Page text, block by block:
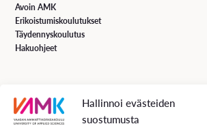
Hallinnoi evästeiden
suostumusta
Avoin AMK
Erikoistumiskoulutukset
Täydennyskoulutus
Hakuohjeet
Tutkimus ja kehitys
Palvelut työelämälle